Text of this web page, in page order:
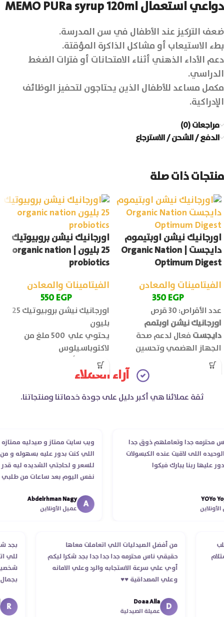
دواعي استعمال MEMO PURa syrup 120ml
ضعف التركيز عند الأطفال في سن المدرسة.
بطء الاستيعاب أو مشاكل الذاكرة المؤقتة.
دعم الأداء الذهني أثناء الامتحانات أو فترات الضغط
الدراسي.
مكمل مساعد للأطفال الذين يحتاجون لتحفيز الوظائف
الإدراكية.
مراجعات (0)
الدفع / الشحن / الاسترجاع
منتجات ذات صلة
اورجانيك نيشن اوبتيموم
دايجست | Organic Nation
Optimum Digest
الفيتامينات والمعادن
350EGP
عدد الأقراص: 30 قرص
اورجانيك نيشن اوبتمم
دايجستفعال لدعم صحة
الجهاز الهضمي وتحسين
كفاءة الهضم ويقلل اضطرابات
الجهاز الهضمي مثل الانتفاخ
اورجانيك نيشن بروبيوتيك
25 بليون | organic nation
probiotics
الفيتامينات والمعادن
550EGP
اورجانيك نيشن بروبيوتيك 25
بليون
يحتوي علي 500 ملغ من
لاكتوباسيلوس
الإينولين (ألياف البريبايوتك):
100 ملغ
آراء العملاء
ثقة عملائنا هي أكبر دليل على جودة خدماتنا ومنتجاتنا.
جدا وتعاملهم ذوق جدا
اللى لاقيت عنده الكبسولات
ربنا يبارك فيكوا
ويب سايت ممتاز و صيدليه ممتازه
اللي كنت بدور عليه بسهوله و من
للسعر و لحاجتي الشديده ليه قدر
نفس اليوم بعد ساعات من طلبي و
انتهاء موعد عمله ..فضل يتابع معايا
استلمت ..شكرا جزيلا ليكم
Abdelrhman Nagy
عميل الأونلاين
من أفضل الصيدليات اللي اتعاملت معاها
حقيقي ناس محترمه جدا جدا جدا بجد شكرا ليكم
أوي علي سرعة الاستجابه والرد وعلي الامانه
وعلي المصداقية ♥️♥️‏
D
Doaa Alla
عميلة الصيدلية